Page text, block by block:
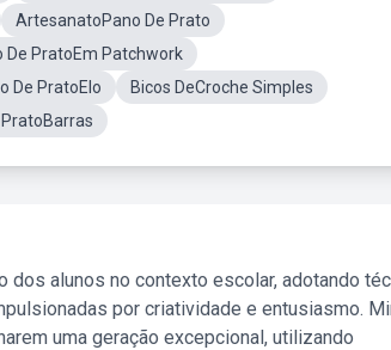
ArtesanatoPano De Prato
De PratoEm Patchwork
De PratoElo
Bicos DeCroche Simples
PratoBarras
dos alunos no contexto escolar, adotando
por criatividade e entusiasmo.
uma geração excepcional, utilizando